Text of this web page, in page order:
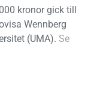
kronor gick till
Wennberg
(UMA). Se